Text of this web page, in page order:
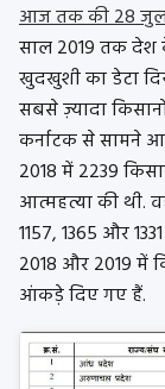
आज तक की 28
साल 2019 तक देश
खुदखुशी का डेटा
सबसे ज़्यादा
कर्नाटक से सामने
2018 में 2239
आत्महत्या की थी.
1157, 1365 और
2018 और 2019 में
आंकड़े दिए गए हैं.